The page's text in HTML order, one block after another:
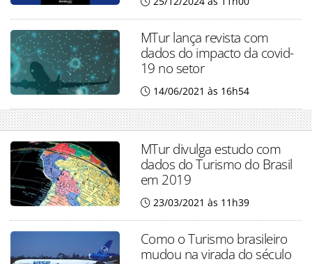
MTur lança revista com
dados do impacto da covid-
19 no setor
14/06/2021 às 16h54
MTur divulga estudo com
dados do Turismo do Brasil
em 2019
23/03/2021 às 11h39
Como o Turismo brasileiro
mudou na virada do século